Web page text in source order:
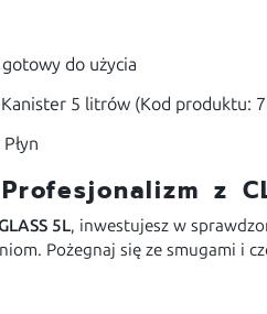
do użycia
Kanister 5 litrów (Kod produktu:
Płyn
z
5L, inwestujesz w
Pożegnaj się ze smugami i